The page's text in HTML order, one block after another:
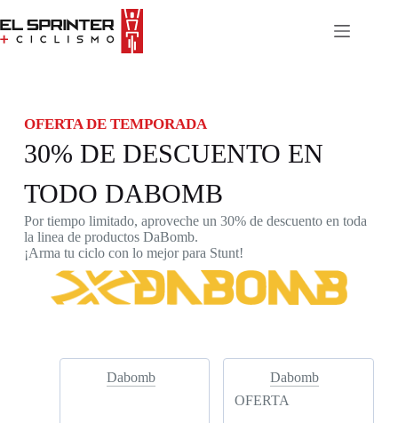
OFERTA DE TEMPORADA
30% DE DESCUENTO EN
TODO DABOMB
Por tiempo limitado, aproveche un 30% de descuento en toda
la linea de productos DaBomb.
¡Arma tu ciclo con lo mejor para Stunt!
Dabomb
Dabomb
OFERTA